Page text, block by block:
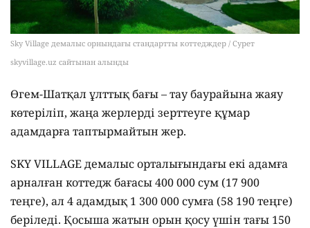
Sky Village демалыс орнындағы стандартты коттедждер / Сурет
skyvillage.uz сайтынан алынды
Өгем-Шатқал ұлттық бағы – тау баурайына жаяу
көтеріліп, жаңа жерлерді зерттеуге құмар
адамдарға таптырмайтын жер.
SKY VILLAGE демалыс орталығындағы екі адамға
арналған коттедж бағасы 400 000 сум (17 900
теңге), ал 4 адамдық 1 300 000 сумға (58 190 теңге)
беріледі. Қосыша жатын орын қосу үшін тағы 150